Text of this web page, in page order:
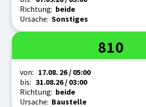
Richtung: beide
Ursache: Sonstiges
Linie
810
Zeitraum
von: 17.08. 26/ 05:00
bis: 31.08.26/ 03:00
Richtung: beide
Ursache: Baustelle